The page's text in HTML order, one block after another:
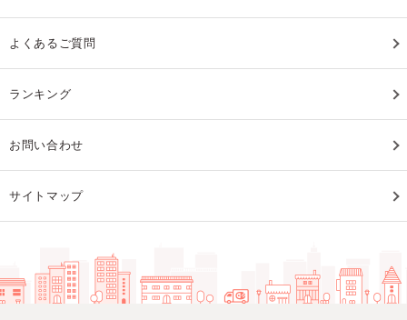
よくあるご質問
ランキング
お問い合わせ
サイトマップ